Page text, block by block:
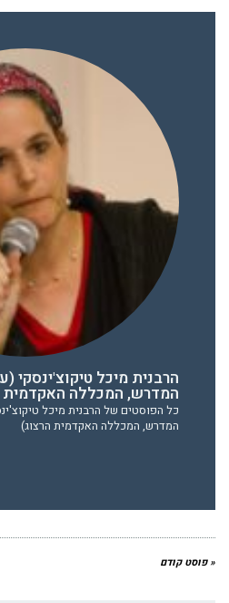
הרבנית מיכל טיקוצ'ינסקי
המדרש, המכללה האקדמית
כל הפוסטים של הרבנית מיכל
המדרש, המכללה האקדמית הרצוג)
« פוסט קודם